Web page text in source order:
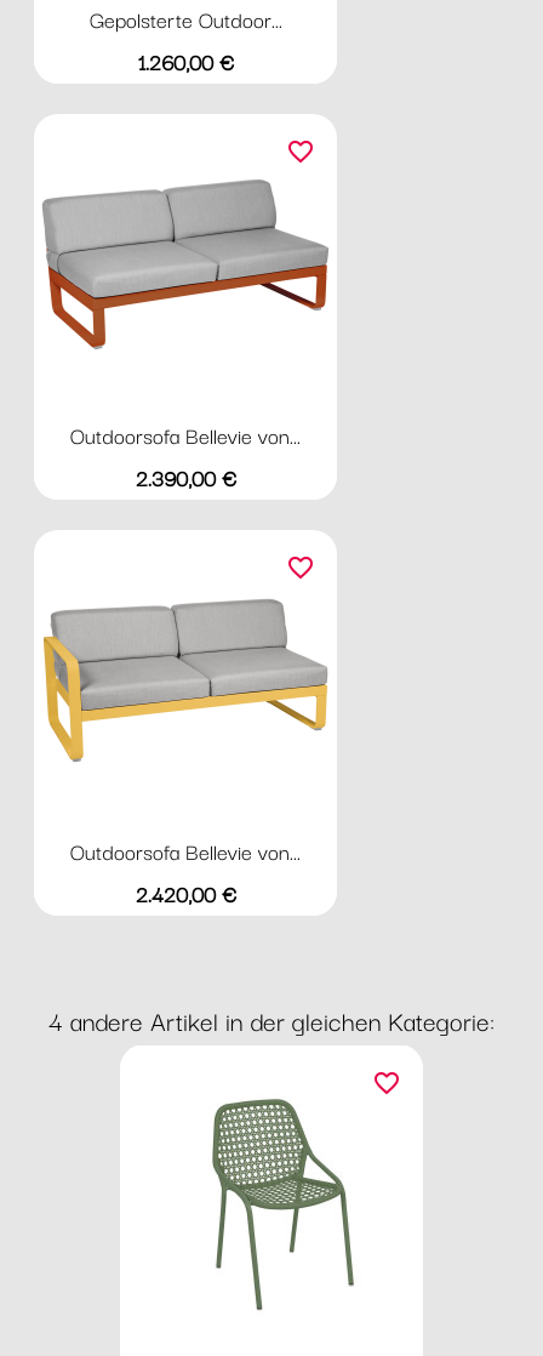
Gepolsterte Outdoor...
Preis
1.260,00 €
Outdoorsofa Bellevie von...
Preis
2.390,00 €
favorite_border
Outdoorsofa Bellevie von...
Preis
2.420,00 €
favorite_border
4 andere Artikel in der gleichen Kategorie:
favorite_border